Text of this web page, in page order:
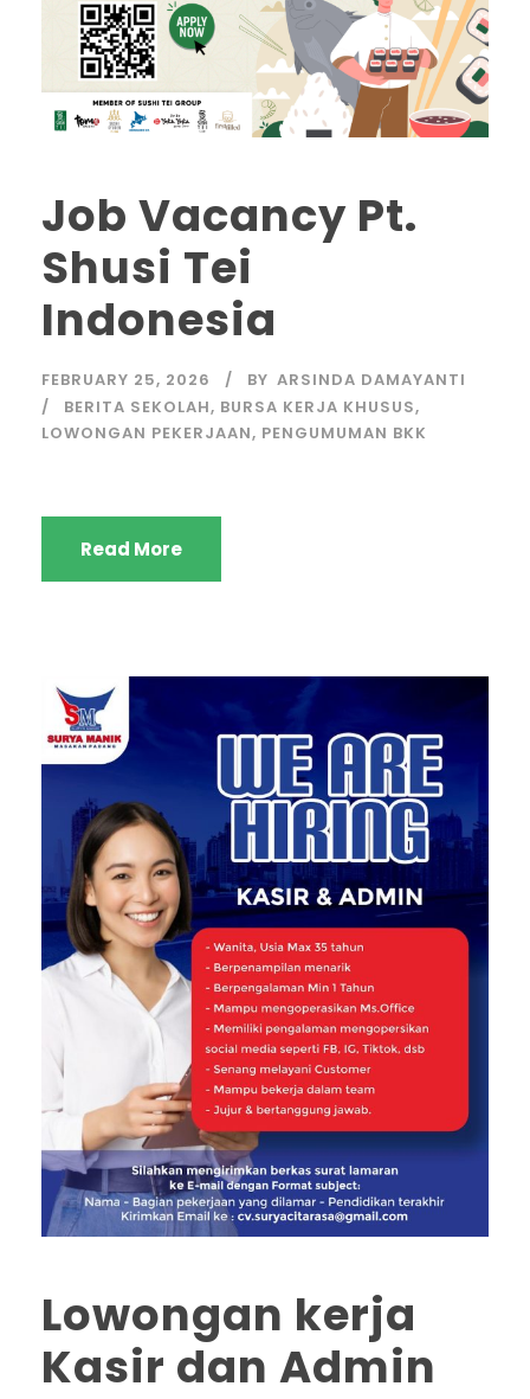
Job Vacancy Pt.
Shusi Tei
Indonesia
FEBRUARY 25, 2026 BY ARSINDA DAMAYANTI
BERITA SEKOLAH, BURSA KERJA KHUSUS,
LOWONGAN PEKERJAAN, PENGUMUMAN BKK
Read More
Lowongan kerja
Kasir dan Admin